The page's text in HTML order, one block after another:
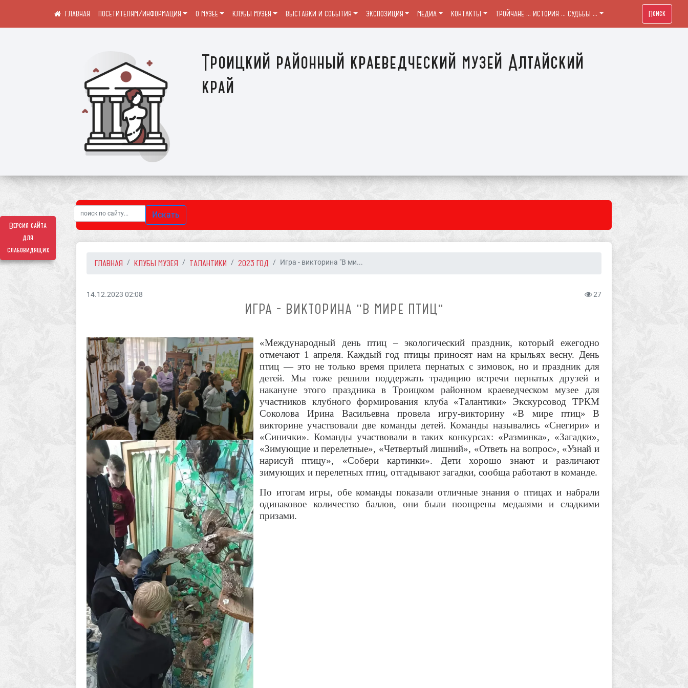
Версия сайта
для
слабовидящих
Троицкий районный краеведческий музей Алтайский
край
ПОСЕТИТЕЛЯМ/ИНФОРМАЦИЯ О МУЗЕЕ КЛУБЫ МУЗЕЯ ВЫСТАВКИ И СОБЫТИЯ ЭКСПОЗИЦИЯ МЕДИА КОНТАКТЫ ТРОЙЧАНЕ ... ИСТОРИЯ ... СУДЬБЫ ... Поиск
Искать
ГЛАВНАЯ КЛУБЫ МУЗЕЯ ТАЛАНТИКИ 2023 ГОД Игра - викторина "В ми...
14.12.2023 02:08 27
ИГРА - ВИКТОРИНА "В МИРЕ ПТИЦ"
«Международный день птиц – экологический праздник, который ежегодно
отмечают 1 апреля. Каждый год птицы приносят нам на крыльях весну. День
птиц — это не только время прилета пернатых с зимовок, но и праздник для
детей. Мы тоже решили поддержать традицию встречи пернатых друзей и
накануне этого праздника в Троицком районном краеведческом музее для
участников клубного формирования клуба «Талантики» Экскурсовод ТРКМ
Соколова Ирина Васильевна провела игру-викторину «В мире птиц»
В
викторине участвовали две команды детей. Команды назывались «Снегири» и
«Синички». Команды участвовали в таких конкурсах: «Разминка», «Загадки»,
«Зимующие и перелетные», «Четвертый лишний», «Ответь на вопрос», «Узнай и
нарисуй птицу», «Собери картинки». Дети хорошо знают и различают
зимующих и перелетных птиц, отгадывают загадки, сообща работают в команде.
По итогам игры, обе команды показали отличные знания о птицах и набрали
одинаковое количество баллов, они были поощрены медалями и сладкими
призами.